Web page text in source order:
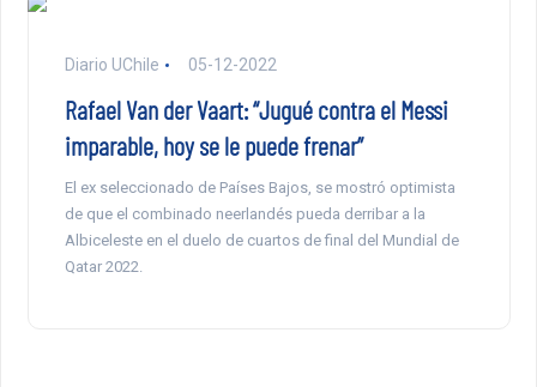
Diario UChile 05-12-2022
Rafael Van der Vaart: “Jugué contra el Messi
imparable, hoy se le puede frenar”
El ex seleccionado de Países Bajos, se mostró optimista
de que el combinado neerlandés pueda derribar a la
Albiceleste en el duelo de cuartos de final del Mundial de
Qatar 2022.